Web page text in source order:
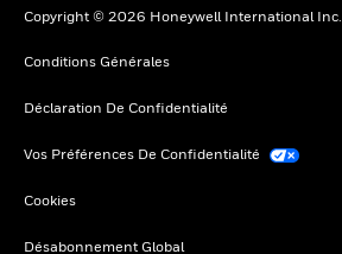
Copyright © 2026 Honeywell International Inc.
Conditions Générales
Déclaration De Confidentialité
Vos Préférences De Confidentialité
Cookies
Désabonnement Global